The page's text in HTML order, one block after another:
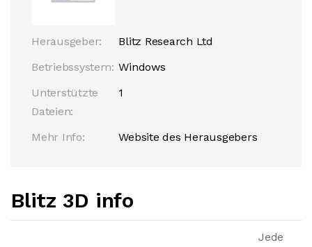
Herausgeber:
Blitz Research Ltd
Betriebssystem: Windows
Unterstützte
Dateien:
1
Mehr Info: Website des Herausgebers
Blitz 3D info
Jede